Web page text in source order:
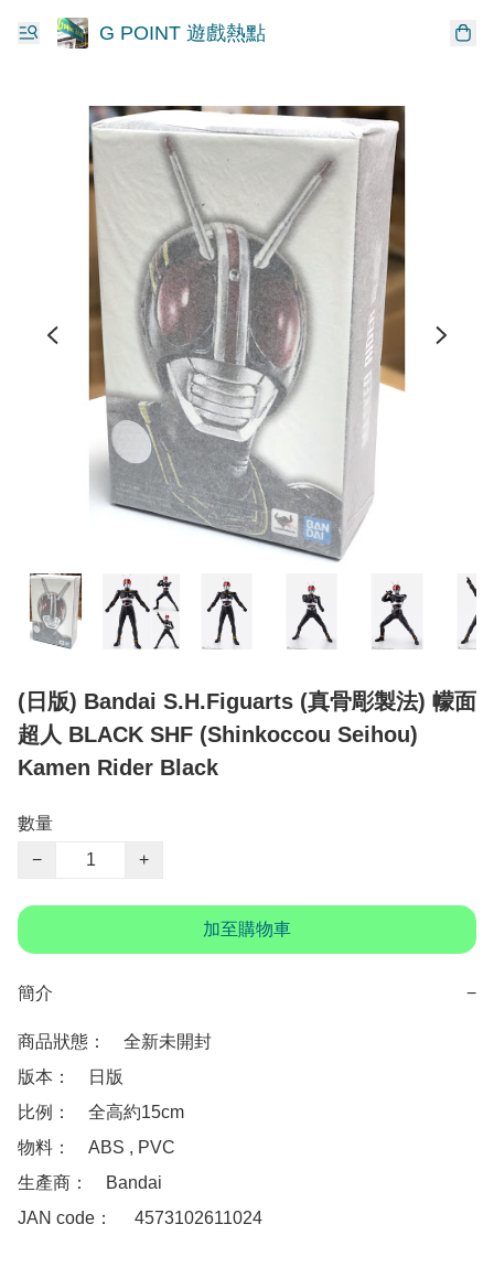
G POINT 遊戲熱點
(日版) Bandai S.H.Figuarts (真骨彫製法) 幪面
超人 BLACK SHF (Shinkoccou Seihou)
Kamen Rider Black
數量
−
+
加至購物車
簡介 −
商品狀態：　全新未開封
版本：　日版
比例：　全高約15cm
物料：　ABS , PVC
生產商：　Bandai
JAN code：　 4573102611024